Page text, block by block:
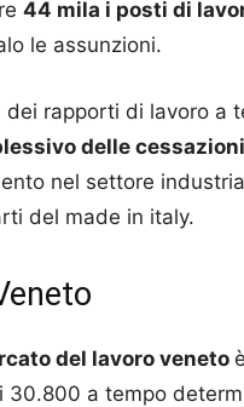
44 mila i posti di
le assunzioni.
rapporti di lavoro a
delle
nel settore
del made in italy.
del lavoro veneto
30.800 a tempo